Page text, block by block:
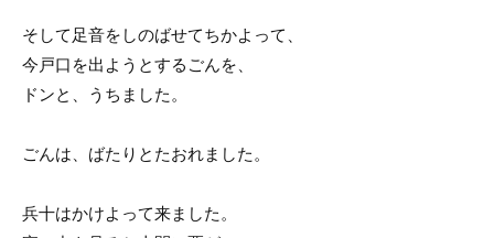
そして足音をしのばせてちかよって、
今戸口を出ようとするごんを、
ドンと、うちました。
ごんは、ばたりとたおれました。
兵十はかけよって来ました。